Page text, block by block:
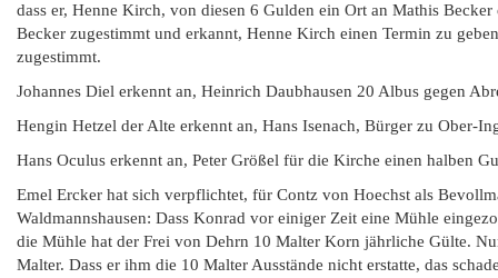
dass er, Henne Kirch, von diesen 6 Gulden ein Ort an Mathis
Becker zugestimmt und erkannt, Henne Kirch einen Termin zu
zugestimmt.
Johannes Diel erkennt an, Heinrich Daubhausen 20 Albus gegen
Hengin Hetzel der Alte erkennt an, Hans Isenach, Bürger zu Ober-
Hans Oculus erkennt an, Peter Größel für die Kirche einen halben
Emel Ercker hat sich verpflichtet, für Contz von Hoechst als
Waldmannshausen: Dass Konrad vor einiger Zeit eine Mühle
die Mühle hat der Frei von Dehrn 10 Malter Korn jährliche Gülte.
Malter. Dass er ihm die 10 Malter Ausstände nicht erstatte, das